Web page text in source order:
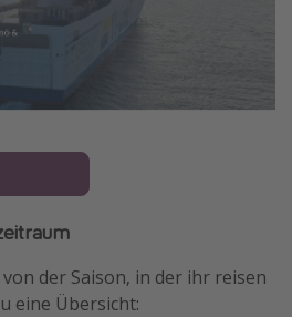
der Saison, in der ihr reisen
eine Übersicht: